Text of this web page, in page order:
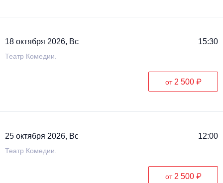
18 октября 2026, Вс 15:30
Театр Комедии.
от 2 500 ₽
25 октября 2026, Вс 12:00
Театр Комедии.
от 2 500 ₽